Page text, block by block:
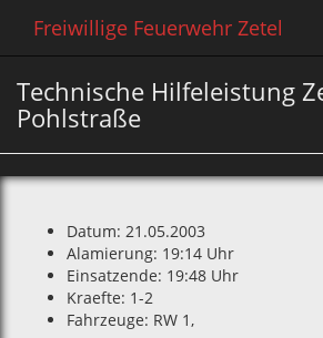
Freiwillige Feuerwehr Zetel
Technische Hilfeleistung
Pohlstraße
Datum: 21.05.2003
Alamierung: 19:14 Uhr
Einsatzende: 19:48 Uhr
Kraefte: 1-2
Fahrzeuge: RW 1‚